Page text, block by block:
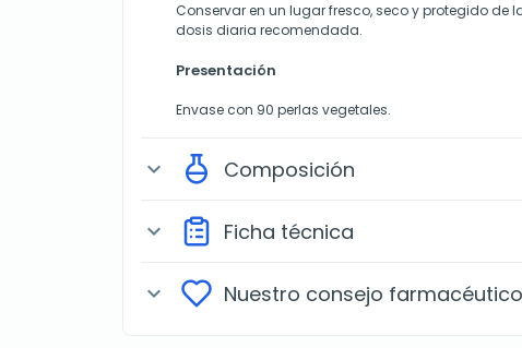
Conservar en un lugar fresco, seco y protegido de
dosis diaria recomendada.
Presentación
Envase con 90 perlas vegetales.
expand_more Composición
expand_more Ficha técnica
expand_more Nuestro consejo farmacéutico